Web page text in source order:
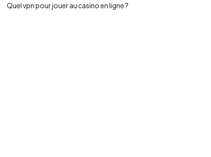
Quel vpn pour jouer au casino en ligne ?